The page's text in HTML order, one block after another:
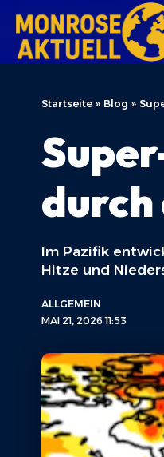
Startseite » Blog »
Im Pazifik
Hitze und
MAI 21, 2026 11:53
ALLGEMEIN